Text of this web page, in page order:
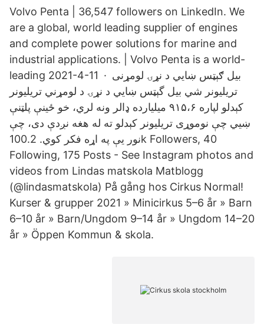
Volvo Penta | 36,547 followers on LinkedIn. We
are a global, world leading supplier of engines
and complete power solutions for marine and
industrial applications. | Volvo Penta is a world-
leading 2021-4-11 · بیل ګېټس ښايي د نړۍ لومړنی
تریلیونر شي بیل گېټس ښايي د نړۍ د لومړني تریلیونر
کېدلو لپاره ۹۱۵،۶ میلیارده ډالر ونه لري، خو ځینې پلټنې
ښيي چې نوموړی تریلیونر کېدلو ته له هغه نږدې دی، چې
نور یې په اړه فکر کوي. 100.2k Followers, 40
Following, 175 Posts - See Instagram photos and
videos from Lindas matskola Matblogg
(@lindasmatskola) På gång hos Cirkus Normal!
Kurser & grupper 2021 » Minicirkus 5–6 år » Barn
6–10 år » Barn/Ungdom 9–14 år » Ungdom 14–20
år » Öppen Kommun & skola.